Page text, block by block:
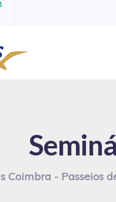
Coimbra - Passeios